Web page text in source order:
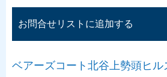
お問合せリストに追加する
ベアーズコート北谷上勢頭ヒ